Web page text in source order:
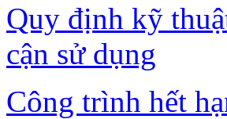
Quy định kỹ
cận sử dụng
Công trình hết